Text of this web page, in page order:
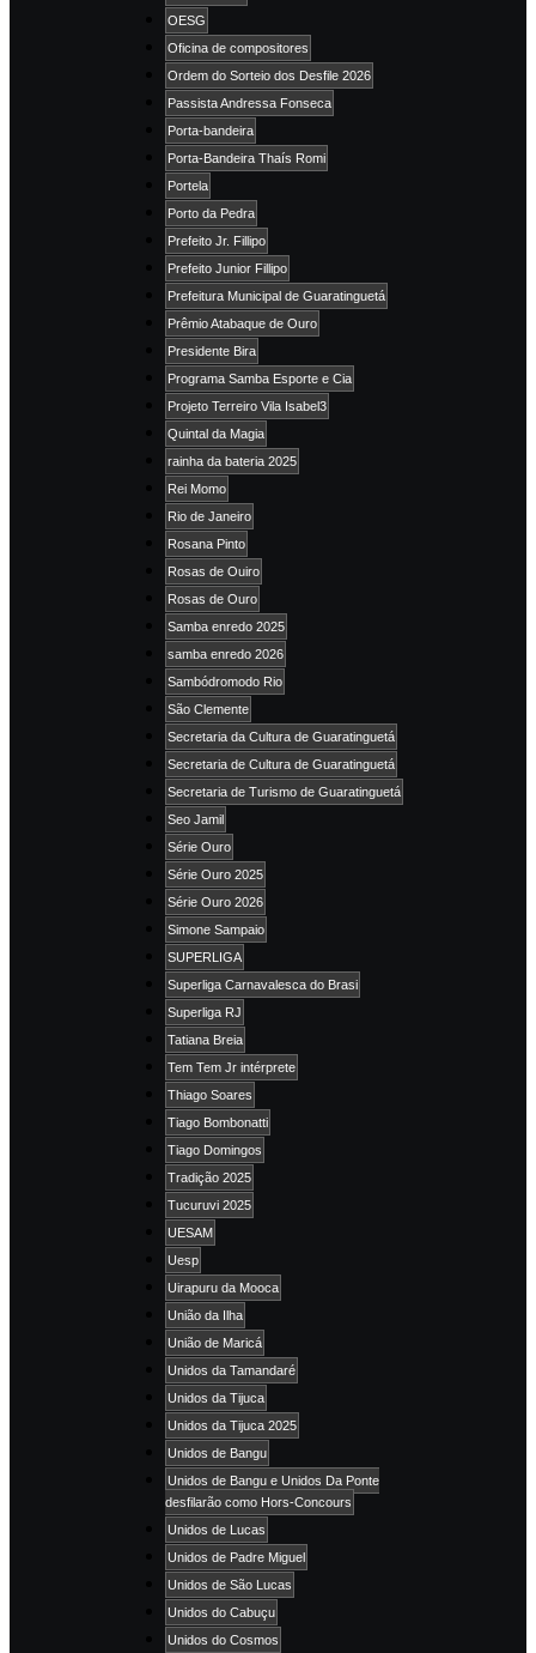
OESG
Oficina de compositores
Ordem do Sorteio dos Desfile 2026
Passista Andressa Fonseca
Porta-bandeira
Porta-Bandeira Thaís Romi
Portela
Porto da Pedra
Prefeito Jr. Fillipo
Prefeito Junior Fillipo
Prefeitura Municipal de Guaratinguetá
Prêmio Atabaque de Ouro
Presidente Bira
Programa Samba Esporte e Cia
Projeto Terreiro Vila Isabel3
Quintal da Magia
rainha da bateria 2025
Rei Momo
Rio de Janeiro
Rosana Pinto
Rosas de Ouiro
Rosas de Ouro
Samba enredo 2025
samba enredo 2026
Sambódromodo Rio
São Clemente
Secretaria da Cultura de Guaratinguetá
Secretaria de Cultura de Guaratinguetá
Secretaria de Turismo de Guaratinguetá
Seo Jamil
Série Ouro
Série Ouro 2025
Série Ouro 2026
Simone Sampaio
SUPERLIGA
Superliga Carnavalesca do Brasi
Superliga RJ
Tatiana Breia
Tem Tem Jr intérprete
Thiago Soares
Tiago Bombonatti
Tiago Domingos
Tradição 2025
Tucuruvi 2025
UESAM
Uesp
Uirapuru da Mooca
União da Ilha
União de Maricá
Unidos da Tamandaré
Unidos da Tijuca
Unidos da Tijuca 2025
Unidos de Bangu
Unidos de Bangu e Unidos Da Ponte
desfilarão como Hors-Concours
Unidos de Lucas
Unidos de Padre Miguel
Unidos de São Lucas
Unidos do Cabuçu
Unidos do Cosmos